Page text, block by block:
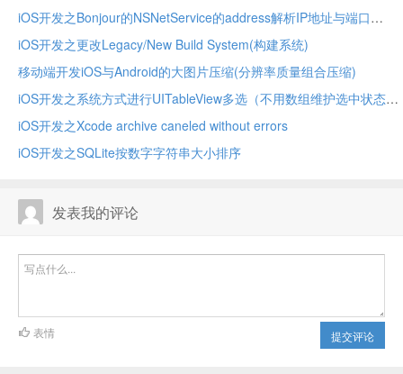
iOS开发之Bonjour的NSNetService的address解析IP地址与端口
iOS开发之更改Legacy/New Build System(构建系统)
移动端开发iOS与Android的大图片压缩(分辨率质量组合压缩)
iOS开发之系统方式进行UITableView多选（不用数组维护选中状态）
iOS开发之Xcode archive caneled without errors
iOS开发之SQLite按数字字符串大小排序
发表我的评论
提交评论
表情